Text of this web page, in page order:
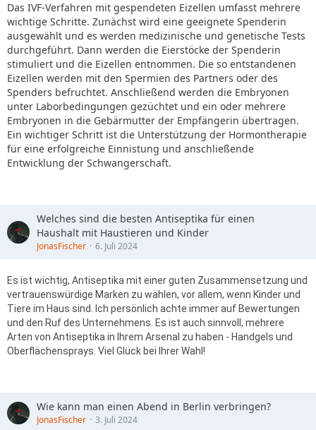
Das IVF-Verfahren mit gespendeten Eizellen umfasst mehrere
wichtige Schritte. Zunächst wird eine geeignete Spenderin
ausgewählt und es werden medizinische und genetische Tests
durchgeführt. Dann werden die Eierstöcke der Spenderin
stimuliert und die Eizellen entnommen. Die so entstandenen
Eizellen werden mit den Spermien des Partners oder des
Spenders befruchtet. Anschließend werden die Embryonen
unter Laborbedingungen gezüchtet und ein oder mehrere
Embryonen in die Gebärmutter der Empfängerin übertragen.
Ein wichtiger Schritt ist die Unterstützung der Hormontherapie
für eine erfolgreiche Einnistung und anschließende
Entwicklung der Schwangerschaft.
Welches sind die besten Antiseptika für einen
Haushalt mit Haustieren und Kinder
JonasFischer 6. Juli 2024
Es ist wichtig, Antiseptika mit einer guten Zusammensetzung und
vertrauenswürdige Marken zu wählen, vor allem, wenn Kinder und
Tiere im Haus sind. Ich persönlich achte immer auf Bewertungen
und den Ruf des Unternehmens. Es ist auch sinnvoll, mehrere
Arten von Antiseptika in Ihrem Arsenal zu haben - Handgels und
Oberflächensprays. Viel Glück bei Ihrer Wahl!
Wie kann man einen Abend in Berlin verbringen?
JonasFischer 3. Juli 2024